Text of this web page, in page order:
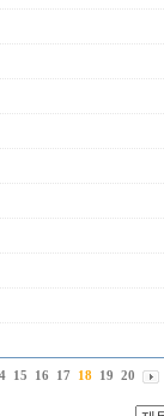
15 16 17 18 19 20